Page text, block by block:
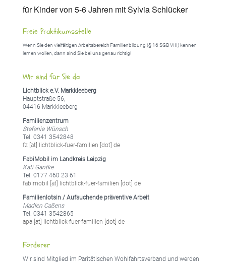
für Kinder von 5-6 Jahren mit Sylvia Schlücker
Freie Praktikumsstelle
Wenn Sie den vielfältigen Arbeitsbereich Familienbildung (§ 16 SGB VIII) kennen
lernen wollen, dann sind Sie bei uns genau richtig!
Wir sind für Sie da
Lichtblick e.V. Markkleeberg
Hauptstraße 56,
04416 Markkleeberg
Familienzentrum
Stefanie Wünsch
Tel. 0341 3542848
fz [at] lichtblick-fuer-familien [dot] de
FabiMobil im Landkreis Leipzig
Kati Gantke
Tel. 0177 460 23 61
fabimobil [at] lichtblick-fuer-familien [dot] de
Familienlotsin / Aufsuchende präventive Arbeit
Madlen Caßens
Tel. 0341 3542865
apa [at] lichtblick-fuer-familien [dot] de
Förderer
Wir sind Mitglied im Paritätischen Wohlfahrtsverband und werden